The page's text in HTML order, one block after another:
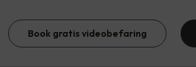
Book gratis videobefaring